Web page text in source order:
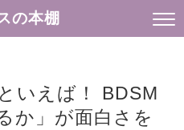
の本棚
いえば！ BDSM
か」が面白さを